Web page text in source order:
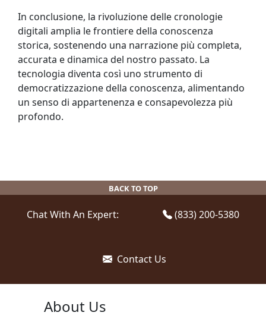
In conclusione, la rivoluzione delle cronologie
digitali amplia le frontiere della conoscenza
storica, sostenendo una narrazione più completa,
accurata e dinamica del nostro passato. La
tecnologia diventa così uno strumento di
democratizzazione della conoscenza, alimentando
un senso di appartenenza e consapevolezza più
profondo.
BACK TO TOP
Chat With An Expert: (833) 200-5380
Contact Us
About Us